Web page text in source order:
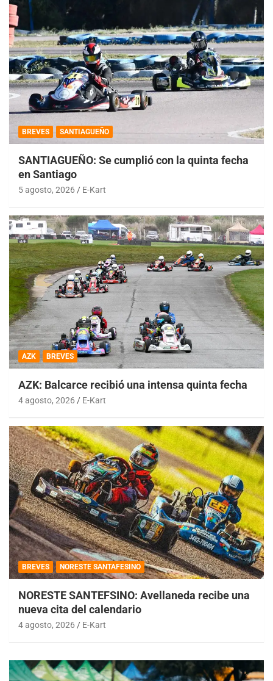
BREVES SANTIAGUEÑO
SANTIAGUEÑO: Se cumplió con la quinta fecha
en Santiago
5 agosto, 2026 E-Kart
AZK BREVES
AZK: Balcarce recibió una intensa quinta fecha
4 agosto, 2026 E-Kart
BREVES NORESTE SANTAFESINO
NORESTE SANTEFSINO: Avellaneda recibe una
nueva cita del calendario
4 agosto, 2026 E-Kart